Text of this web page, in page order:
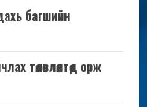
багшийн
төлөвлөлтөд орж